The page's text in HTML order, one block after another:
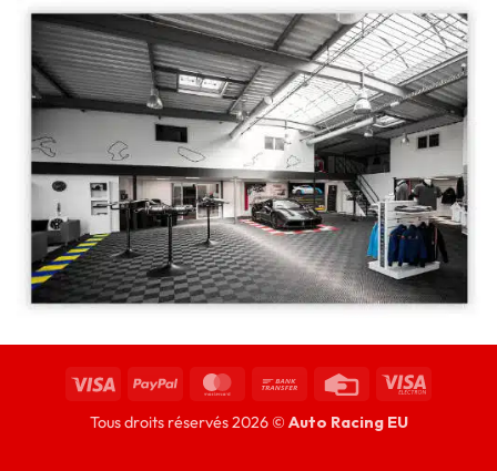
Tous droits réservés 2026 © Auto Racing EU